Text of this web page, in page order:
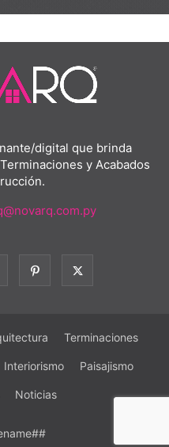
digital que brinda
y Acabados
Terminaciones
Interiorismo Paisajismo
Noticias